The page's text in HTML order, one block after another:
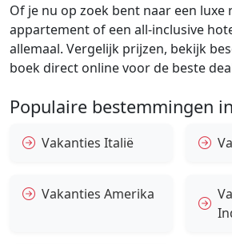
Of je nu op zoek bent naar een luxe
appartement of een all-inclusive
allemaal. Vergelijk prijzen, bekijk
boek direct online voor de beste
Populaire bestemmingen
Vakanties Italië
Vakanties Amerika